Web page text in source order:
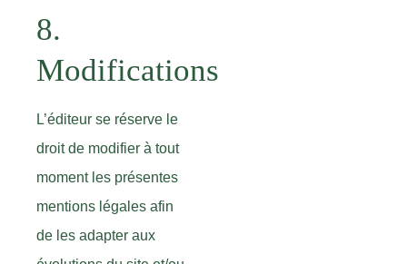
8.
Modifications
L’éditeur se réserve le
droit de modifier à tout
moment les présentes
mentions légales afin
de les adapter aux